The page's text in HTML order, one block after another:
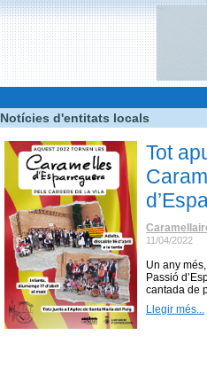
Notícies d'entitats locals
Tot
11/04/2022
Un any
Passió
cantada de
Llegir més...